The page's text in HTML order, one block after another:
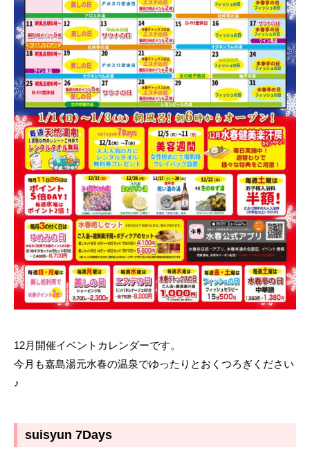
12月開催イベントカレンダーです。
今月も嘉島湯元水春の温泉でゆったりとおくつろぎください
♪
suisyun 7Days